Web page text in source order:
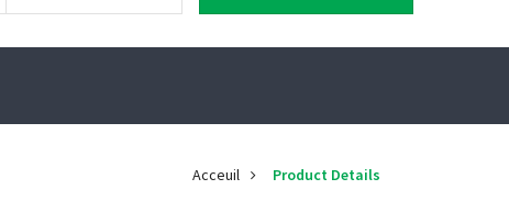
Acceuil Product Details